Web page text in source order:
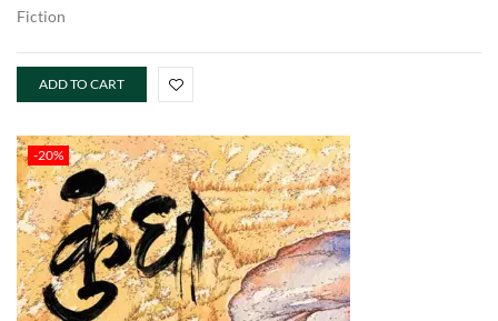
Fiction
ADD TO CART
-20%